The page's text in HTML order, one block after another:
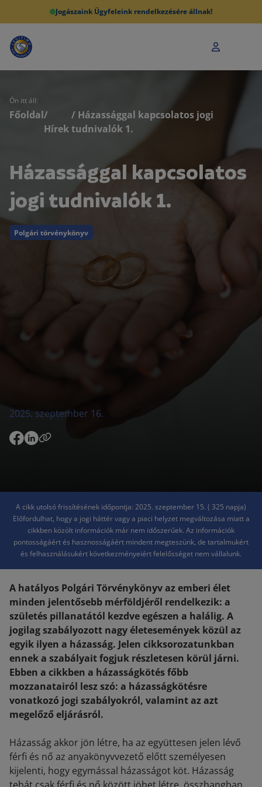
Jogászaink Ügyfeleink rendelkezésére állnak!
Ön itt áll:
Főoldal/
Hírek
/ Házassággal kapcsolatos jogi
tudnivalók 1.
Házassággal kapcsolatos
jogi tudnivalók 1.
Polgári törvénykönyv
2025. szeptember 16.
A cikk utolsó frissítésének időpontja: 2025. szeptember 15. ( 325 napja)
Előfordulhat, hogy a jogi háttér vagy a piaci helyzet megváltozása miatt a
cikkben közölt információk már nem időszerűek. Az információk
pontosságáért és hasznosságáért mindent megteszünk, de tartalmukért
és felhasználásukért következményeiért felelősséget nem vállalunk.
A hatályos Polgári Törvénykönyv az emberi élet
minden jelentősebb mérföldjéről rendelkezik: a
születés pillanatától kezdve egészen a halálig. A
jogilag szabályozott nagy életesemények közül az
egyik ilyen a házasság. Jelen cikksorozatunkban
ennek a szabályait fogjuk részletesen körül járni.
Ebben a cikkben a házasságkötés főbb
mozzanatairól lesz szó: a házasságkötésre
vonatkozó jogi szabályokról, valamint az azt
megelőző eljárásról.
Házasság akkor jön létre, ha az együttesen jelen lévő
férfi és nő az anyakönyvvezető előtt személyesen
kijelenti, hogy egymással házasságot köt. Házasság